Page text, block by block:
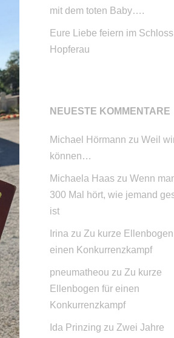
mit dem toten Baby….
Eure Liebe feiern im
Hopferau
NEUESTE KOMMENTARE
Michael Hörmann zu Weil
können…
Michaela Haas zu Wenn
300 Mal hört, wie jemand
ist
Irina zu Zu kurze
einen Konkurrenzkampf
pneumatheou zu Zu kurze
Ellenbogen für einen
Konkurrenzkampf
Ida Prinzing zu Zwei Jahre